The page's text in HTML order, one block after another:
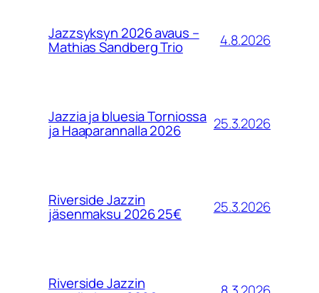
Jazzsyksyn 2026 avaus –
Mathias Sandberg Trio 4.8.2026
Jazzia ja bluesia Torniossa
ja Haaparannalla 2026 25.3.2026
Riverside Jazzin
jäsenmaksu 2026 25€ 25.3.2026
Riverside Jazzin